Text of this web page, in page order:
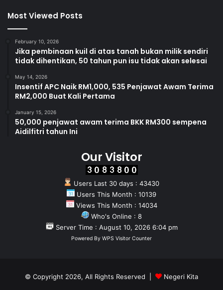
n
Most Viewed Posts
February 10, 2026
Jika pembinaan kuil di atas tanah bukan milik sendiri
tidak dihentikan, 50 tahun pun isu tidak akan selesai
May 14, 2026
Insentif APC Naik RM1,000, 535 Penjawat Awam Terima
RM2,000 Buat Kali Pertama
January 15, 2026
50,000 penjawat awam terima BKK RM300 sempena
Aidilfitri tahun Ini
Our Visitor
Users Last 30 days : 43430
Users This Month : 10139
Views This Month : 14034
Who's Online : 8
Server Time : August 10, 2026 6:04 pm
Powered By WPS Visitor Counter
© Copyright 2026, All Rights Reserved |
Negeri Kita